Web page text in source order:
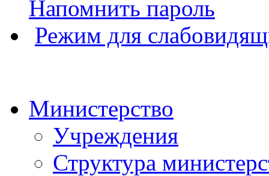
Напомнить пароль
Режим для
Министерство
Учреждения
Структура